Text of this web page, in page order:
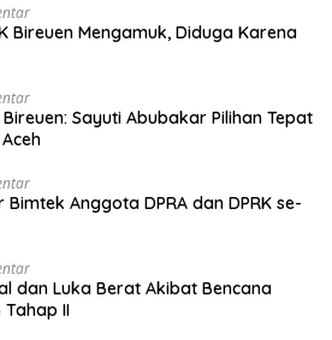
Bireuen Mengamuk, Diduga Karena
Sayuti Abubakar Pilihan Tepat
Bimtek Anggota DPRA dan DPRK se-
dan Luka Berat Akibat Bencana
Tahap II